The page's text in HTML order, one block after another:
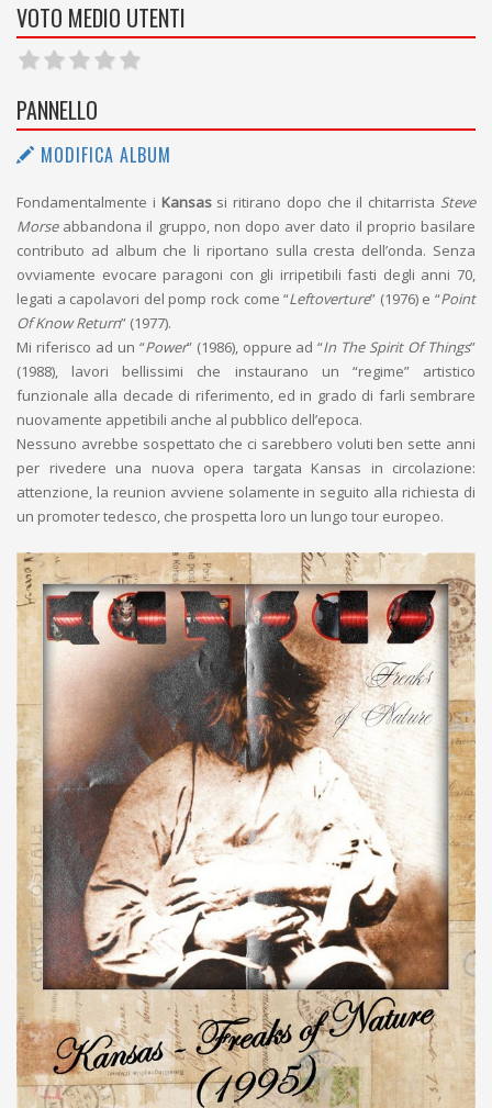
VOTO MEDIO UTENTI
PANNELLO
MODIFICA ALBUM
Fondamentalmente i Kansassi ritirano dopo che il chitarrista Steve
Morseabbandona il gruppo, non dopo aver dato il proprio basilare
contributo ad album che li riportano sulla cresta dell’onda. Senza
ovviamente evocare paragoni con gli irripetibili fasti degli anni 70,
legati a capolavori del pomp rock come “Leftoverture” (1976) e “Point
Of Know Return” (1977).
Mi riferisco ad un “Power” (1986), oppure ad “In The Spirit Of Things”
(1988), lavori bellissimi che instaurano un “regime” artistico
funzionale alla decade di riferimento, ed in grado di farli sembrare
nuovamente appetibili anche al pubblico dell’epoca.
Nessuno avrebbe sospettato che ci sarebbero voluti ben sette anni
per rivedere una nuova opera targata Kansas in circolazione:
attenzione, la reunion avviene solamente in seguito alla richiesta di
un promoter tedesco, che prospetta loro un lungo tour europeo.